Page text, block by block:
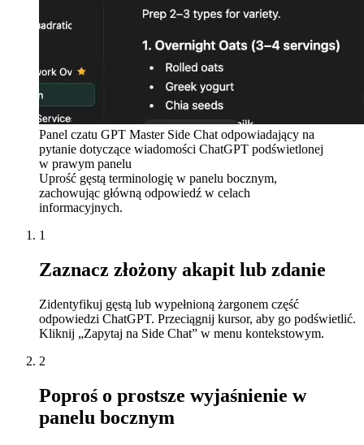
Panel czatu GPT Master Side Chat odpowiadający na
pytanie dotyczące wiadomości ChatGPT podświetlonej
w prawym panelu
Uprość gęstą terminologię w panelu bocznym,
zachowując główną odpowiedź w celach
informacyjnych.
1
Zaznacz złożony akapit lub zdanie
Zidentyfikuj gęstą lub wypełnioną żargonem część
odpowiedzi ChatGPT. Przeciągnij kursor, aby go podświetlić.
Kliknij „Zapytaj na Side Chat” w menu kontekstowym.
2
Poproś o prostsze wyjaśnienie w
panelu bocznym